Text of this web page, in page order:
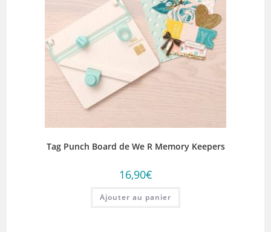
Tag Punch Board de We R Memory Keepers
16,90€
Ajouter au panier